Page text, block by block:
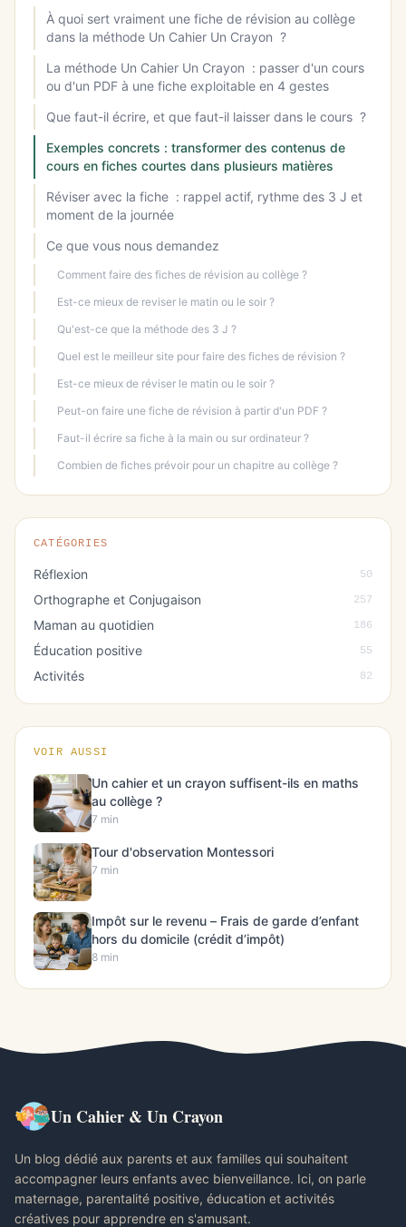
À quoi sert vraiment une fiche de révision au collège
dans la méthode Un Cahier Un Crayon ?
La méthode Un Cahier Un Crayon : passer d'un cours
ou d'un PDF à une fiche exploitable en 4 gestes
Que faut-il écrire, et que faut-il laisser dans le cours ?
Exemples concrets : transformer des contenus de
cours en fiches courtes dans plusieurs matières
Réviser avec la fiche : rappel actif, rythme des 3 J et
moment de la journée
Ce que vous nous demandez
Comment faire des fiches de révision au collège ?
Est-ce mieux de reviser le matin ou le soir ?
Qu'est-ce que la méthode des 3 J ?
Quel est le meilleur site pour faire des fiches de révision ?
Est-ce mieux de réviser le matin ou le soir ?
Peut-on faire une fiche de révision à partir d'un PDF ?
Faut-il écrire sa fiche à la main ou sur ordinateur ?
Combien de fiches prévoir pour un chapitre au collège ?
CATÉGORIES
Réflexion 50
Orthographe et Conjugaison 257
Maman au quotidien 186
Éducation positive 55
Activités 82
VOIR AUSSI
Un cahier et un crayon suffisent-ils en maths
au collège ?
7 min
Tour d'observation Montessori
7 min
Impôt sur le revenu – Frais de garde d’enfant
hors du domicile (crédit d’impôt)
8 min
Un Cahier & Un Crayon
Un blog dédié aux parents et aux familles qui souhaitent
accompagner leurs enfants avec bienveillance. Ici, on parle
maternage, parentalité positive, éducation et activités
créatives pour apprendre en s'amusant.